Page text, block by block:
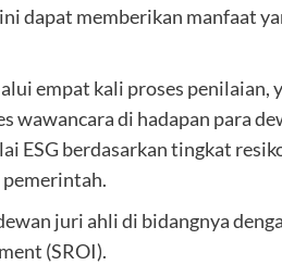
dapat memberikan manfaat
empat kali proses
wawancara di hadapan para
ESG berdasarkan tingkat
pemerintah.
juri ahli di bidangnya
(SROI).